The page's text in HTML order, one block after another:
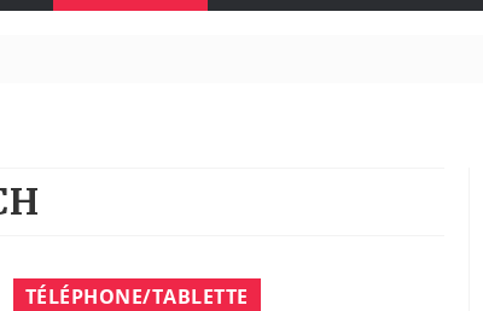
TÉLÉPHONE/TABLETTE